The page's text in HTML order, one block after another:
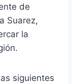
de
Suarez,
la
siguientes